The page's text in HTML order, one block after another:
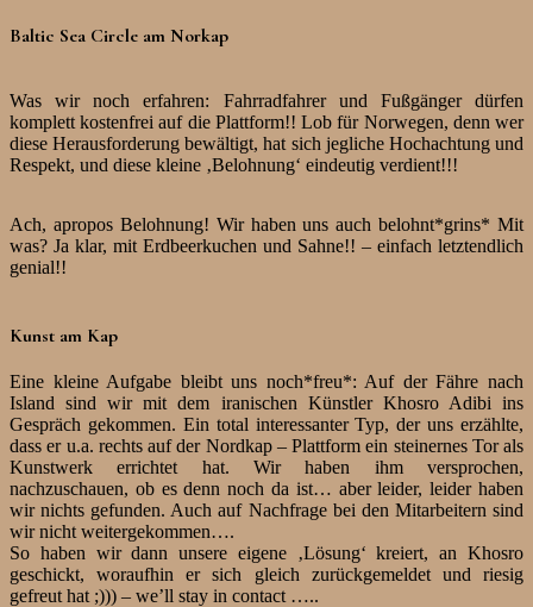
Baltic Sea Circle am Norkap
Was wir noch erfahren: Fahrradfahrer und Fußgänger dürfen
komplett kostenfrei auf die Plattform!! Lob für Norwegen, denn wer
diese Herausforderung bewältigt, hat sich jegliche Hochachtung und
Respekt, und diese kleine ‚Belohnung‘ eindeutig verdient!!!
Ach, apropos Belohnung! Wir haben uns auch belohnt*grins* Mit
was? Ja klar, mit Erdbeerkuchen und Sahne!! – einfach letztendlich
genial!!
Kunst am Kap
Eine kleine Aufgabe bleibt uns noch*freu*: Auf der Fähre nach
Island sind wir mit dem iranischen Künstler Khosro Adibi ins
Gespräch gekommen. Ein total interessanter Typ, der uns erzählte,
dass er u.a. rechts auf der Nordkap – Plattform ein steinernes Tor als
Kunstwerk errichtet hat. Wir haben ihm versprochen,
nachzuschauen, ob es denn noch da ist… aber leider, leider haben
wir nichts gefunden. Auch auf Nachfrage bei den Mitarbeitern sind
wir nicht weitergekommen….
So haben wir dann unsere eigene ‚Lösung‘ kreiert, an Khosro
geschickt, woraufhin er sich gleich zurückgemeldet und riesig
gefreut hat ;))) – we’ll stay in contact …..